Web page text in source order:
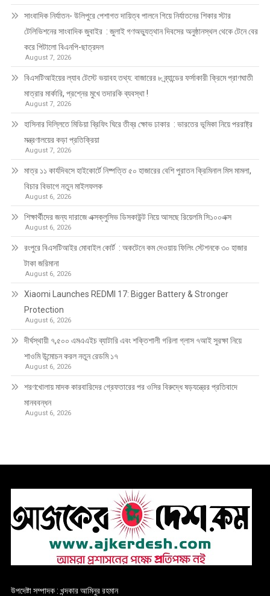
সাংবাদিক নির্যাতন- উলিপুরে পেশাগত দায়িত্ব পালনে গিয়ে নির্যাতনের শিকার স্টার
টেলিভিশনের সাংবাদিক জুবাইর : জুলাই গণঅভ্যুত্থান দিবসের অনুষ্ঠানস্থল থেকে টেনে বের
করে পিটালো বিএনপি-ছাত্রদল
August 7, 2026
বিএসটিআইয়ের ল্যাব টেস্টে ভয়াবহ তথ্য: বাজারের ৮ ব্র্যান্ডের ফর্সাকারী ক্রিমে প্রাণঘাতী
মাত্রার মার্কারি, প্রশ্নের মুখে তদারকি ব্যবস্থা !
August 7, 2026
হাসিনার দিল্লিতে মিডিয়া ব্রিফিং ঘিরে তীব্র ক্ষোভ ঢাকার : ভারতের ভূমিকা নিয়ে পররাষ্ট্র
মন্ত্রণালয়ের কড়া প্রতিক্রিয়া
August 7, 2026
মাত্র ১১ কার্যদিবসে হাইকোর্টে নিষ্পত্তি ৫০ হাজারের বেশি পুরাতন ক্রিমিনাল মিস মামলা,
বিচার বিভাগে নতুন মাইলফলক
August 6, 2026
শিক্ষার্থীদের জন্য দারাজে এক্সক্লুসিভ ডিসকাউন্ট নিয়ে আসছে রিয়েলমি সি১০০এক্স
August 6, 2026
রংপুরে বিএসটিআইর মোবাইল কোর্ট : অকটেনে কম দেওয়ায় ফিলিং স্টেশনকে ৩০ হাজার
টাকা জরিমানা
August 6, 2026
Xiaomi Launches REDMI 17: Bigger Battery & Stronger
Protection
August 6, 2026
দীর্ঘস্থায়ী ৭,৫০০ এমএএইচ ব্যাটারি এবং শক্তিশালী গরিলা গ্লাস ৭আই সুরক্ষা নিয়ে
শাওমি উন্মোচন করল নতুন রেডমি ১৭
August 6, 2026
শরণখোলায় মাদক কারবারিদের গ্রেফতারের পর ওসির বিরুদ্ধে ষড়যন্ত্রের প্রতিবাদে
মানববন্ধন
August 6, 2026
উপদেষ্টা সম্পাদক : খন্দকার আমিনুর রহমান